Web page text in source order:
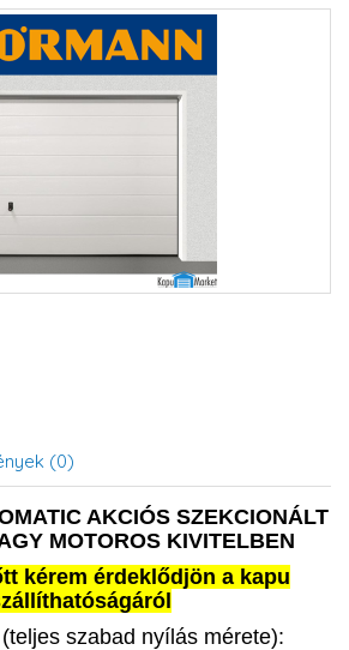
(0)
AKCIÓS SZEKCIONÁLT
MOTOROS KIVITELBEN
kérem érdeklődjön a kapu
(teljes szabad nyílás mérete):